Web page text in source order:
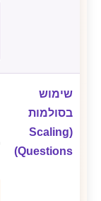
שימוש
בסולמות
(Scaling
Questions)